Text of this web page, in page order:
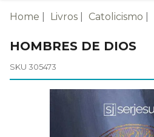
Home Livros Catolicismo
HOMBRES DE DIOS
SKU 305473